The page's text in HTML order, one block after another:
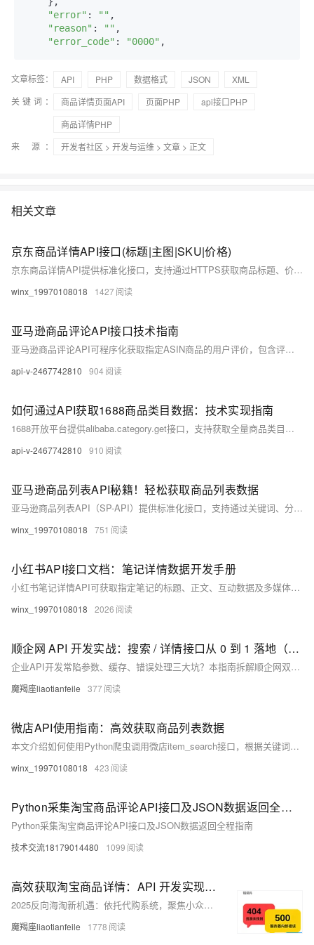
"error" : "" ,
"reason" : "" ,
"error_code" : "0000"
文章标签： API PHP 数据格式 JSON
XML
关键词：
商品详情页面API 页面PHP
api接口PHP
商品详情PHP
来 源：
开发者社区 > 开发与运维 > 文章 > 正文
相关文章
京东商品详情API接口(标题|主图|SKU|价格)
京东商品详情API提供标准化接口，支持通过HTTPS获取商品标题、价格、库存、销量等120+字段，数据实时更新至分钟级。包含jd.item.get和jd.union.open.goods.detail.query等接口，支持批量查询200个SKU，适用于价格监控、竞品分析等电商场景。
winx_19970108018 1427
亚马逊商品评论API接口技术指南
亚马逊商品评论API可程序化获取指定ASIN商品的用户评价，包含评分、内容、时间等结构化数据。需企业认证并遵守使用协议，日调用上限500次。支持分页与排序查询，适用于竞品分析、口碑监测等场景，结合SP-API可构建完整电商数据方案。（238字）
api-v-2467742810 904
如何通过API获取1688商品类目数据：技术实现指南
1688开放平台提供alibaba.category.get接口，支持获取全量商品类目树。RESTful架构，返回JSON数据，含类目ID、名称、层级等信息。需注册账号、创建应用并授权。请求需签名认证，QPS限10次，建议缓存更新周期≥24小时。
api-v-2467742810 910
亚马逊商品列表API秘籍！轻松获取商品列表数据
亚马逊商品列表API（SP-API）提供标准化接口，支持通过关键词、分类、价格等条件搜索商品，获取ASIN、价格、销量等信息。采用OAuth 2.0认证与AWS签名，保障安全。数据以JSON格式传输，便于开发者批量获取与分析。
winx_19970108018 751
小红书API接口文档：笔记详情数据开发手册
小红书笔记详情API可获取指定笔记的标题、正文、互动数据及多媒体资源，支持字段筛选与评论加载。通过note_id和access_token发起GET/POST请求，配合签名验证，广泛用于内容分析与营销优化。
winx_19970108018 2026
顺企网 API 开发实战：搜索 / 详情接口从 0 到 1 落地（附 Elasticsearch 优化 + 错误速查）
企业API开发常陷参数、缓存、错误处理三大坑？本指南拆解顺企网双接口全流程，涵盖搜索优化、签名验证、限流应对，附可复用代码与错误速查表，助你2小时高效搞定开发，提升响应速度与稳定性。
魔羯座liaotianfeile 377
微店API使用指南：高效获取商品列表数据
本文介绍如何使用Python爬虫调用微店item_search接口，根据关键词搜索商品并获取商品列表数据，涵盖请求方式、JSON数据解析、分页参数设置及筛选排序功能，适用于电商数据分析与竞品研究。
winx_19970108018 423
Python采集淘宝商品评论API接口及JSON数据返回全程指南
Python采集淘宝商品评论API接口及JSON数据返回全程指南
技术交流18179014480 1099
高效获取淘宝商品详情：API 开发实现链接解析的完整技术方案
2025反向海淘新机遇：依托代购系统，聚焦小众垂直品类，结合Pandabay数据选品，降本增效。系统实现智能翻译、支付风控、物流优化，助力中式养生茶等品类利润翻倍，新手也能快速入局全球市场。
魔羯座liaotianfeile 1778